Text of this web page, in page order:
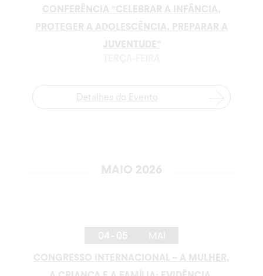
CONFERÊNCIA “CELEBRAR A INFÂNCIA,
PROTEGER A ADOLESCÊNCIA, PREPARAR A
JUVENTUDE”
Detalhes do Evento
MAIO 2026
MAI
CONGRESSO INTERNACIONAL – A MULHER,